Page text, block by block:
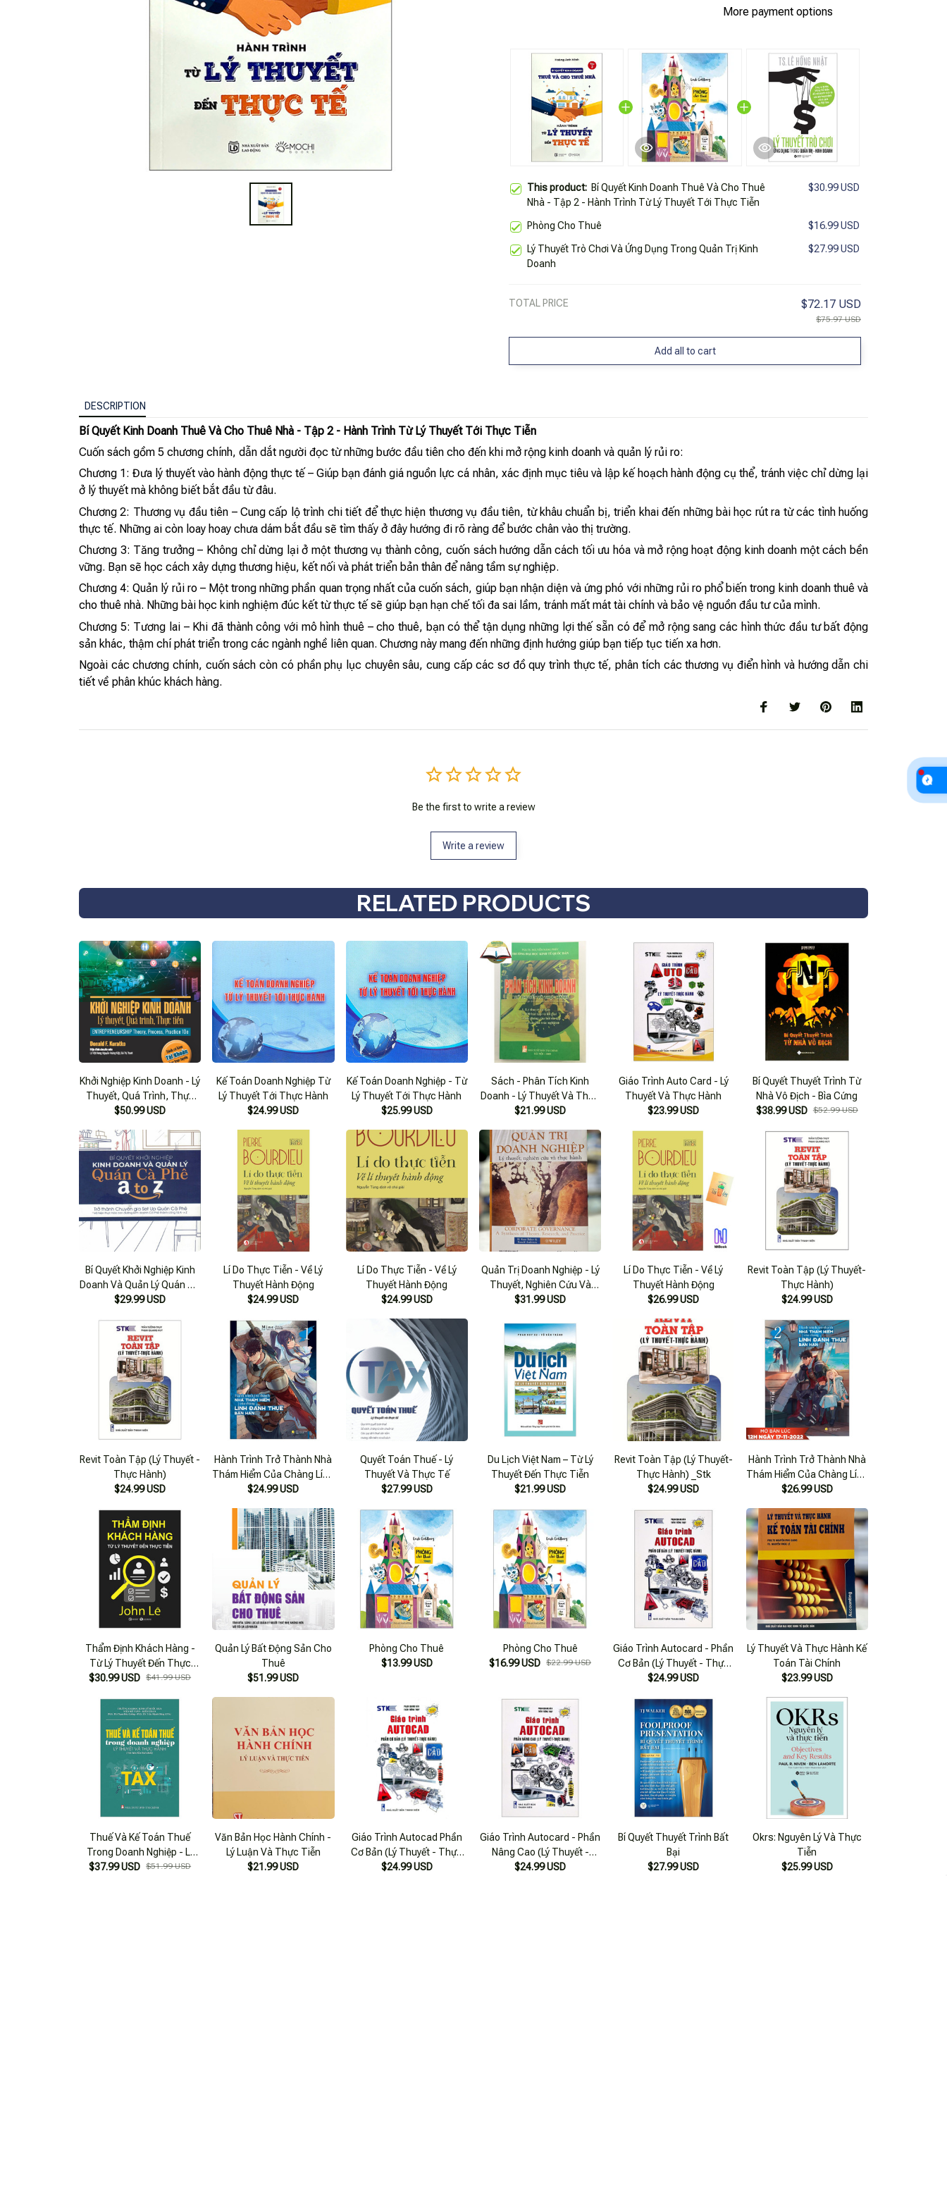
More payment options
This product: Bí Quyết Kinh Doanh Thuê Và Cho Thuê
Nhà - Tập 2 - Hành Trình Từ Lý Thuyết Tới Thực Tiễn
$30.99 USD
Phòng Cho Thuê $16.99 USD
Lý Thuyết Trò Chơi Và Ứng Dụng Trong Quản Trị Kinh
Doanh
$27.99 USD
TOTAL PRICE $72.17 USD
$75.97 USD
Add all to cart
DESCRIPTION
Bí Quyết Kinh Doanh Thuê Và Cho Thuê Nhà - Tập 2 - Hành Trình Từ Lý Thuyết Tới Thực Tiễn
Cuốn sách gồm 5 chương chính, dẫn dắt người đọc từ những bước đầu tiên cho đến khi mở rộng kinh doanh và quản lý rủi ro:
Chương 1: Đưa lý thuyết vào hành động thực tế – Giúp bạn đánh giá nguồn lực cá nhân, xác định mục tiêu và lập kế hoạch hành động cụ thể, tránh việc chỉ dừng lại
ở lý thuyết mà không biết bắt đầu từ đâu.
Chương 2: Thương vụ đầu tiên – Cung cấp lộ trình chi tiết để thực hiện thương vụ đầu tiên, từ khâu chuẩn bị, triển khai đến những bài học rút ra từ các tình huống
thực tế. Những ai còn loay hoay chưa dám bắt đầu sẽ tìm thấy ở đây hướng đi rõ ràng để bước chân vào thị trường.
Chương 3: Tăng trưởng – Không chỉ dừng lại ở một thương vụ thành công, cuốn sách hướng dẫn cách tối ưu hóa và mở rộng hoạt động kinh doanh một cách bền
vững. Bạn sẽ học cách xây dựng thương hiệu, kết nối và phát triển bản thân để nâng tầm sự nghiệp.
Chương 4: Quản lý rủi ro – Một trong những phần quan trọng nhất của cuốn sách, giúp bạn nhận diện và ứng phó với những rủi ro phổ biến trong kinh doanh thuê và
cho thuê nhà. Những bài học kinh nghiệm đúc kết từ thực tế sẽ giúp bạn hạn chế tối đa sai lầm, tránh mất mát tài chính và bảo vệ nguồn đầu tư của mình.
Chương 5: Tương lai – Khi đã thành công với mô hình thuê – cho thuê, bạn có thể tận dụng những lợi thế sẵn có để mở rộng sang các hình thức đầu tư bất động
sản khác, thậm chí phát triển trong các ngành nghề liên quan. Chương này mang đến những định hướng giúp bạn tiếp tục tiến xa hơn.
Ngoài các chương chính, cuốn sách còn có phần phụ lục chuyên sâu, cung cấp các sơ đồ quy trình thực tế, phân tích các thương vụ điển hình và hướng dẫn chi
tiết về phân khúc khách hàng.
Be the first to write a review
Write a review
RELATED PRODUCTS
Khởi Nghiệp Kinh Doanh - Lý
Thuyết, Quá Trình, Thực
Tiễn
$50.99 USD
Kế Toán Doanh Nghiệp Từ
Lý Thuyết Tới Thực Hành
$24.99 USD
Kế Toán Doanh Nghiệp - Từ
Lý Thuyết Tới Thực Hành
$25.99 USD
Sách - Phân Tích Kinh
Doanh - Lý Thuyết Và Thực
Hành (14)
$21.99 USD
Giáo Trình Auto Card - Lý
Thuyết Và Thực Hành
$23.99 USD
Bí Quyết Thuyết Trình Từ
Nhà Vô Địch - Bìa Cứng
$38.99 USD $52.99 USD
Bí Quyết Khởi Nghiệp Kinh
Doanh Và Quản Lý Quán Cà
Phê Từ A-Z
$29.99 USD
Lí Do Thực Tiễn - Về Lý
Thuyết Hành Động
$24.99 USD
Lí Do Thực Tiễn - Về Lý
Thuyết Hành Động
$24.99 USD
Quản Trị Doanh Nghiệp - Lý
Thuyết, Nghiên Cứu Và
Thực Hành
$31.99 USD
Lí Do Thực Tiễn - Về Lý
Thuyết Hành Động
$26.99 USD
Revit Toàn Tập (Lý Thuyết-
Thực Hành)
$24.99 USD
Revit Toàn Tập (Lý Thuyết -
Thực Hành)
$24.99 USD
Hành Trình Trở Thành Nhà
Thám Hiểm Của Chàng Lính
Đánh Thuê Bần Hàn - Tập
$24.99 USD
Quyết Toán Thuế - Lý
Thuyết Và Thực Tế
$27.99 USD
Du Lịch Việt Nam – Từ Lý
Thuyết Đến Thực Tiễn
$21.99 USD
Revit Toàn Tập (Lý Thuyết-
Thực Hành) _Stk
$24.99 USD
Hành Trình Trở Thành Nhà
Thám Hiểm Của Chàng Lính
Đánh Thuê Bần Hàn - Tập
$26.99 USD
Thẩm Định Khách Hàng -
Từ Lý Thuyết Đến Thực
Tiễn
$30.99 USD $41.99 USD
Quản Lý Bất Động Sản Cho
Thuê
$51.99 USD
Phòng Cho Thuê
$13.99 USD
Phòng Cho Thuê
$16.99 USD $22.99 USD
Giáo Trình Autocard - Phần
Cơ Bản (Lý Thuyết - Thực
Hành)
$24.99 USD
Lý Thuyết Và Thực Hành Kế
Toán Tài Chính
$23.99 USD
Thuế Và Kế Toán Thuế
Trong Doanh Nghiệp - Lý
Thuyết Và Thực Hành (Tái
$37.99 USD $51.99 USD
Văn Bản Học Hành Chính -
Lý Luận Và Thực Tiễn
$21.99 USD
Giáo Trình Autocad Phần
Cơ Bản (Lý Thuyết - Thực
Hành)
$24.99 USD
Giáo Trình Autocard - Phần
Nâng Cao (Lý Thuyết -
Thực Hành)
$24.99 USD
Bí Quyết Thuyết Trình Bất
Bại
$27.99 USD
Okrs: Nguyên Lý Và Thực
Tiễn
$25.99 USD